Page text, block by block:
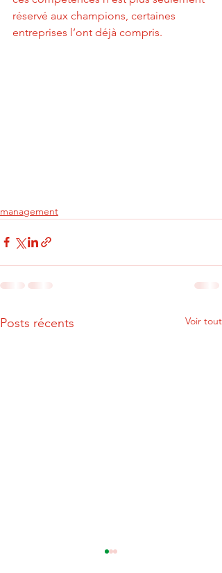
réservé aux champions, certaines
entreprises l’ont déjà compris.
management
Posts récents Voir tout